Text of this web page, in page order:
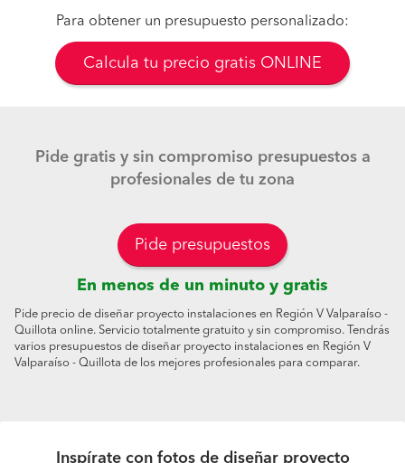
Para obtener un presupuesto personalizado:
Calcula tu precio gratis ONLINE
Pide gratis y sin compromiso presupuestos a
profesionales de tu zona
Pide presupuestos
En menos de un minuto y gratis
Pide precio de diseñar proyecto instalaciones en Región V Valparaíso -
Quillota online. Servicio totalmente gratuito y sin compromiso. Tendrás
varios presupuestos de diseñar proyecto instalaciones en Región V
Valparaíso - Quillota de los mejores profesionales para comparar.
Inspírate con fotos de diseñar proyecto